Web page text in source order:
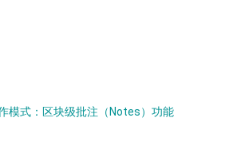
模式：区块级批注（Notes）功能